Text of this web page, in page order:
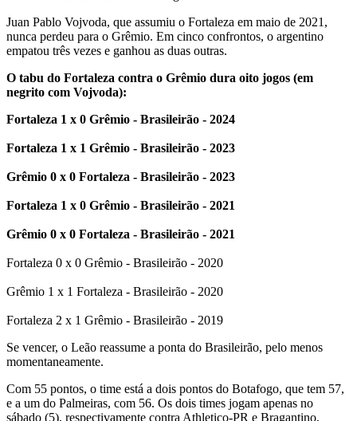
Juan Pablo Vojvoda, que assumiu o Fortaleza em maio de 2021,
nunca perdeu para o Grêmio. Em cinco confrontos, o argentino
empatou três vezes e ganhou as duas outras.
O tabu do Fortaleza contra o Grêmio dura oito jogos (em
negrito com Vojvoda):
Fortaleza 1 x 0 Grêmio - Brasileirão - 2024
Fortaleza 1 x 1 Grêmio - Brasileirão - 2023
Grêmio 0 x 0 Fortaleza - Brasileirão - 2023
Fortaleza 1 x 0 Grêmio - Brasileirão - 2021
Grêmio 0 x 0 Fortaleza - Brasileirão - 2021
Fortaleza 0 x 0 Grêmio - Brasileirão - 2020
Grêmio 1 x 1 Fortaleza - Brasileirão - 2020
Fortaleza 2 x 1 Grêmio - Brasileirão - 2019
Se vencer, o Leão reassume a ponta do Brasileirão, pelo menos
momentaneamente.
Com 55 pontos, o time está a dois pontos do Botafogo, que tem 57,
e a um do Palmeiras, com 56. Os dois times jogam apenas no
sábado (5), respectivamente contra Athletico-PR e Bragantino,